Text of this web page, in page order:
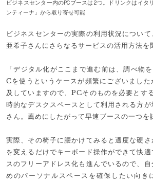
ビジネスセンター内のPCブースは2つ。ドリンクはイタ
ンティーナ」から取り寄せ可能
ビジネスセンターの実際の利用状況につい
亜希子さんにさらなるサービスの活用方法を
「デジタル化がここまで進む前は、調べ物
Cを使うというケースが頻繁にございまし
及していますので、PCそのものを必要とす
時的なデスクスペースとして利用される方
さん。薦めにしたがって早速ブースの一つを
実際、その椅子に腰かけてみると適度な硬さ
を変えるだけでキーボード操作ができて快
スのフリーアドレス化も進んでいるので、
めのパーソナルスペースを確保したい向き